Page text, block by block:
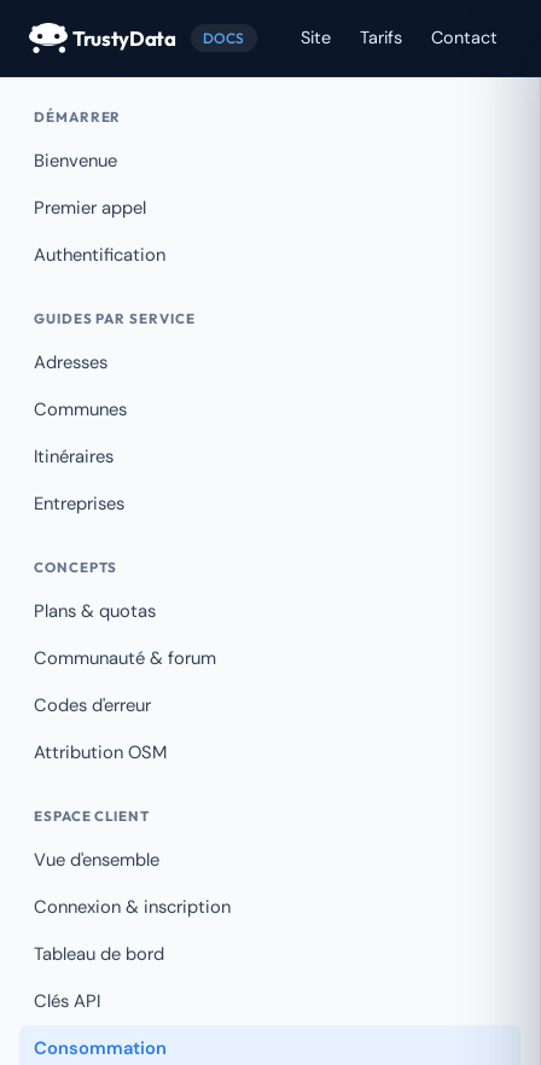
TrustyData DOCS Site Tarifs Contact
DÉMARRER
Bienvenue
Premier appel
Authentification
GUIDES PAR SERVICE
Adresses
Communes
Itinéraires
Entreprises
CONCEPTS
Plans & quotas
Communauté & forum
Codes d'erreur
Attribution OSM
ESPACE CLIENT
Vue d'ensemble
Connexion & inscription
Tableau de bord
Clés API
Consommation